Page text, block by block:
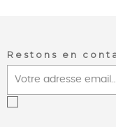
Restons en